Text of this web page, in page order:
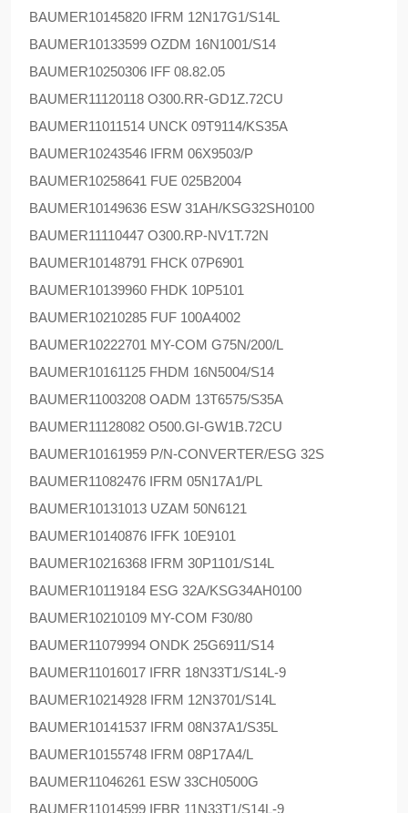
BAUMER10145820 IFRM 12N17G1/S14L
BAUMER10133599 OZDM 16N1001/S14
BAUMER10250306 IFF 08.82.05
BAUMER11120118 O300.RR-GD1Z.72CU
BAUMER11011514 UNCK 09T9114/KS35A
BAUMER10243546 IFRM 06X9503/P
BAUMER10258641 FUE 025B2004
BAUMER10149636 ESW 31AH/KSG32SH0100
BAUMER11110447 O300.RP-NV1T.72N
BAUMER10148791 FHCK 07P6901
BAUMER10139960 FHDK 10P5101
BAUMER10210285 FUF 100A4002
BAUMER10222701 MY-COM G75N/200/L
BAUMER10161125 FHDM 16N5004/S14
BAUMER11003208 OADM 13T6575/S35A
BAUMER11128082 O500.GI-GW1B.72CU
BAUMER10161959 P/N-CONVERTER/ESG 32S
BAUMER11082476 IFRM 05N17A1/PL
BAUMER10131013 UZAM 50N6121
BAUMER10140876 IFFK 10E9101
BAUMER10216368 IFRM 30P1101/S14L
BAUMER10119184 ESG 32A/KSG34AH0100
BAUMER10210109 MY-COM F30/80
BAUMER11079994 ONDK 25G6911/S14
BAUMER11016017 IFRR 18N33T1/S14L-9
BAUMER10214928 IFRM 12N3701/S14L
BAUMER10141537 IFRM 08N37A1/S35L
BAUMER10155748 IFRM 08P17A4/L
BAUMER11046261 ESW 33CH0500G
BAUMER11014599 IFBR 11N33T1/S14L-9